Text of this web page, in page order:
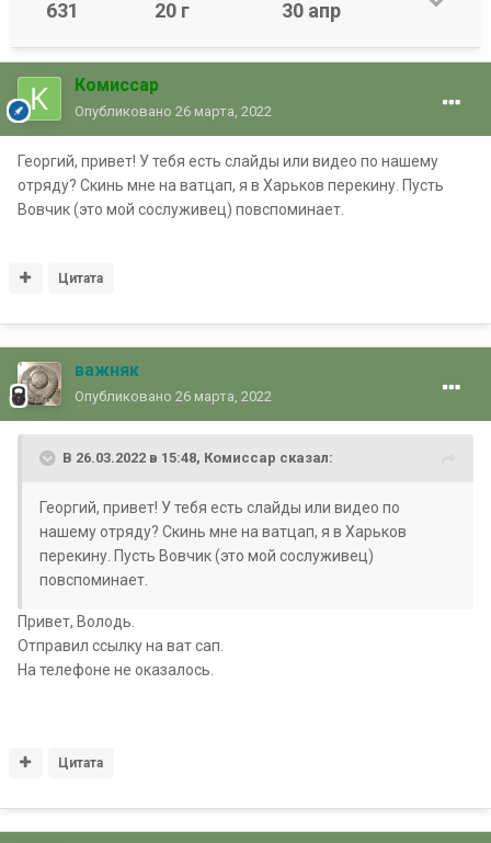
631 20 г 30 апр
Комиссар
Опубликовано 26 марта, 2022
Георгий, привет! У тебя есть слайды или видео по нашему
отряду? Скинь мне на ватцап, я в Харьков перекину. Пусть
Вовчик (это мой сослуживец) повспоминает.
Цитата
важняк
Опубликовано 26 марта, 2022
В 26.03.2022 в 15:48, Комиссар сказал:
Георгий, привет! У тебя есть слайды или видео по
нашему отряду? Скинь мне на ватцап, я в Харьков
перекину. Пусть Вовчик (это мой сослуживец)
повспоминает.
Привет, Володь.
Отправил ссылку на ват сап.
На телефоне не оказалось.
Цитата